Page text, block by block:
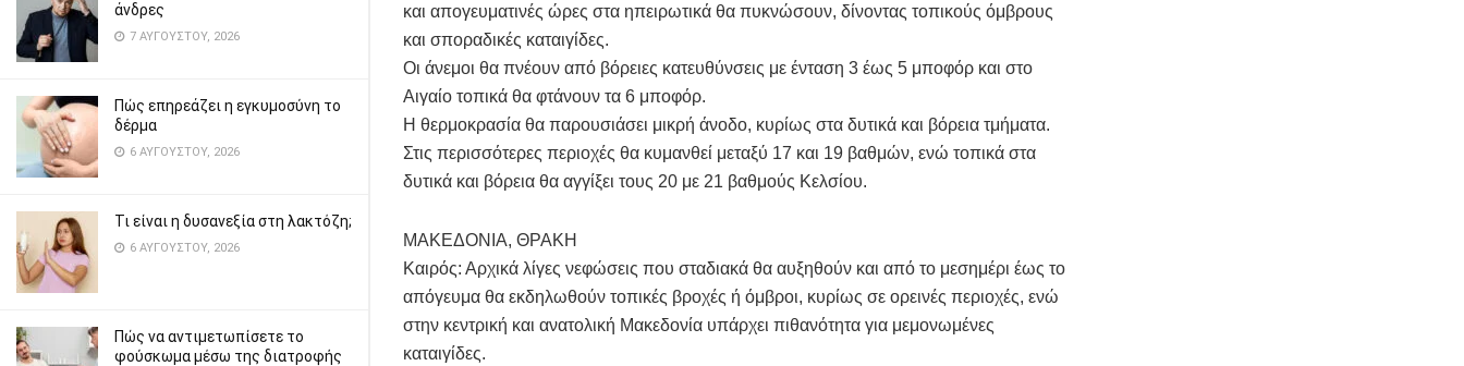
άνδρες
7 ΑΥΓΟΎΣΤΟΥ, 2026
Πώς επηρεάζει η εγκυμοσύνη το
δέρμα
6 ΑΥΓΟΎΣΤΟΥ, 2026
Τι είναι η δυσανεξία στη λακτόζη;
6 ΑΥΓΟΎΣΤΟΥ, 2026
Πώς να αντιμετωπίσετε το
φούσκωμα μέσω της διατροφής
και απογευματινές ώρες στα ηπειρωτικά θα πυκνώσουν, δίνοντας τοπικούς όμβρους
και σποραδικές καταιγίδες.
Οι άνεμοι θα πνέουν από βόρειες κατευθύνσεις με ένταση 3 έως 5 μποφόρ και στο
Αιγαίο τοπικά θα φτάνουν τα 6 μποφόρ.
Η θερμοκρασία θα παρουσιάσει μικρή άνοδο, κυρίως στα δυτικά και βόρεια τμήματα.
Στις περισσότερες περιοχές θα κυμανθεί μεταξύ 17 και 19 βαθμών, ενώ τοπικά στα
δυτικά και βόρεια θα αγγίξει τους 20 με 21 βαθμούς Κελσίου.
ΜΑΚΕΔΟΝΙΑ, ΘΡΑΚΗ
Καιρός: Αρχικά λίγες νεφώσεις που σταδιακά θα αυξηθούν και από το μεσημέρι έως το
απόγευμα θα εκδηλωθούν τοπικές βροχές ή όμβροι, κυρίως σε ορεινές περιοχές, ενώ
στην κεντρική και ανατολική Μακεδονία υπάρχει πιθανότητα για μεμονωμένες
καταιγίδες.